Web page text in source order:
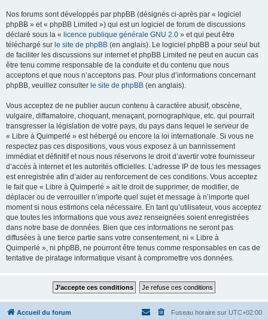
Nos forums sont développés par phpBB (désignés ci-après par « logiciel
phpBB » et « phpBB Limited ») qui est un logiciel de forum de discussions
déclaré sous la « licence publique générale GNU 2.0 » et qui peut être
téléchargé sur le site de phpBB (en anglais). Le logiciel phpBB a pour seul but
de faciliter les discussions sur internet et phpBB Limited ne peut en aucun cas
être tenu comme responsable de la conduite et du contenu que nous
acceptons et que nous n’acceptons pas. Pour plus d’informations concernant
phpBB, veuillez consulter le site de phpBB (en anglais).
Vous acceptez de ne publier aucun contenu à caractère abusif, obscène,
vulgaire, diffamatoire, choquant, menaçant, pornographique, etc. qui pourrait
transgresser la législation de votre pays, du pays dans lequel le serveur de
« Libre à Quimperlé » est hébergé ou encore la loi internationale. Si vous ne
respectez pas ces dispositions, vous vous exposez à un bannissement
immédiat et définitif et nous nous réservons le droit d’avertir votre fournisseur
d’accès à internet et les autorités officielles. L’adresse IP de tous les messages
est enregistrée afin d’aider au renforcement de ces conditions. Vous acceptez
le fait que « Libre à Quimperlé » ait le droit de supprimer, de modifier, de
déplacer ou de verrouiller n’importe quel sujet et message à n’importe quel
moment si nous estimons cela nécessaire. En tant qu’utilisateur, vous acceptez
que toutes les informations que vous avez renseignées soient enregistrées
dans notre base de données. Bien que ces informations ne seront pas
diffusées à une tierce partie sans votre consentement, ni « Libre à
Quimperlé », ni phpBB, ne pourront être tenus comme responsables en cas de
tentative de piratage informatique visant à compromettre vos données.
Accueil du forum Fuseau horaire sur UTC+02:00